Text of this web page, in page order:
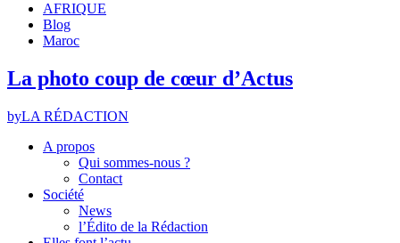
AFRIQUE
Blog
Maroc
La photo coup de cœur d’Actus
byLA RÉDACTION
A propos
Qui sommes-nous ?
Contact
Société
News
l’Édito de la Rédaction